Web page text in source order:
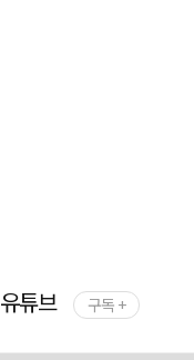
유튜브 구독 +